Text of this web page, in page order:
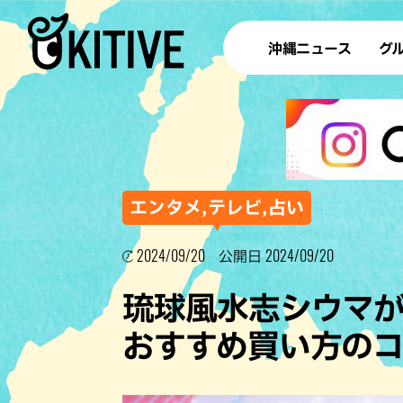
沖縄ニュース グ
ラ
テイ
すし
ステー
その他
エンタメ,テレビ,占い
2024/09/20 公開日 2024/09/20
琉球風水志シウマ
おすすめ買い方の